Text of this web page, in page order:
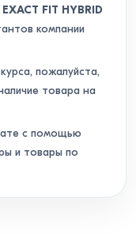
FIT HYBRID
компании
пожалуйста,
товара на
с помощью
и товары по